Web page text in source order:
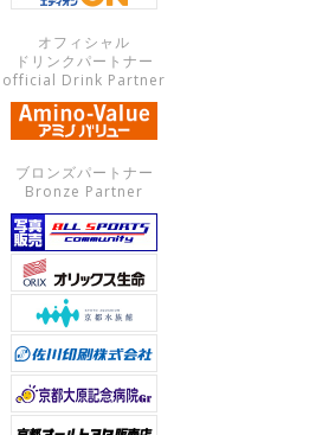
オフィシャル
ドリンクパートナー
official Drink Partner
ブロンズパートナー
Bronze Partner